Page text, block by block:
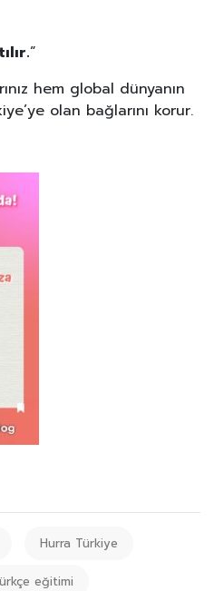
”
hem global dünyanın
olan bağlarını korur.
Hurra Türkiye
eğitimi